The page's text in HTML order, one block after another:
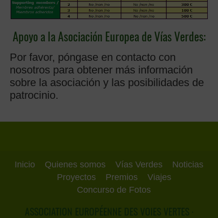
Apoyo a la Asociación Europea de Vías Verdes:
Por favor, póngase en contacto con
nosotros para obtener más información
sobre la asociación y las posibilidades de
patrocinio.
Inicio Quienes somos Vías Verdes
Noticias
Proyectos
Premios
Viajes
Concurso de Fotos